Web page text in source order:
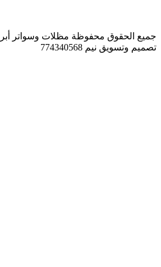
جميع الحقوق محفوظة مظلات وسواتر أبراج
تصميم وتسويق نيم 774340568